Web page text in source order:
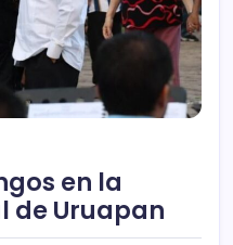
en la
de Uruapan